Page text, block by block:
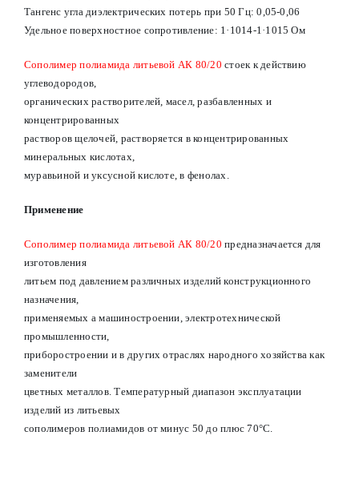
Тангенс угла диэлектрических потерь при 50 Гц: 0,05-0,06
Удельное поверхностное сопротивление: 1·1014-1·1015 Ом
Сополимер полиамида литьевой АК 80/20 стоек к действию
углеводородов,
органических растворителей, масел, разбавленных и
концентрированных
растворов щелочей, растворяется в концентрированных
минеральных кислотах,
муравьиной и уксусной кислоте, в фенолах.
Применение
Сополимер полиамида литьевой АК 80/20 предназначается для
изготовления
литьем под давлением различных изделий конструкционного
назначения,
применяемых а машиностроении, электротехнической
промышленности,
приборостроении и в других отраслях народного хозяйства как
заменители
цветных металлов. Температурный диапазон эксплуатации
изделий из литьевых
сополимеров полиамидов от минус 50 до плюс 70°С.